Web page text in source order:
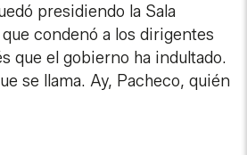
presidiendo la Sala
condenó a los dirigentes
que el gobierno ha indultado.
se llama. Ay, Pacheco, quién